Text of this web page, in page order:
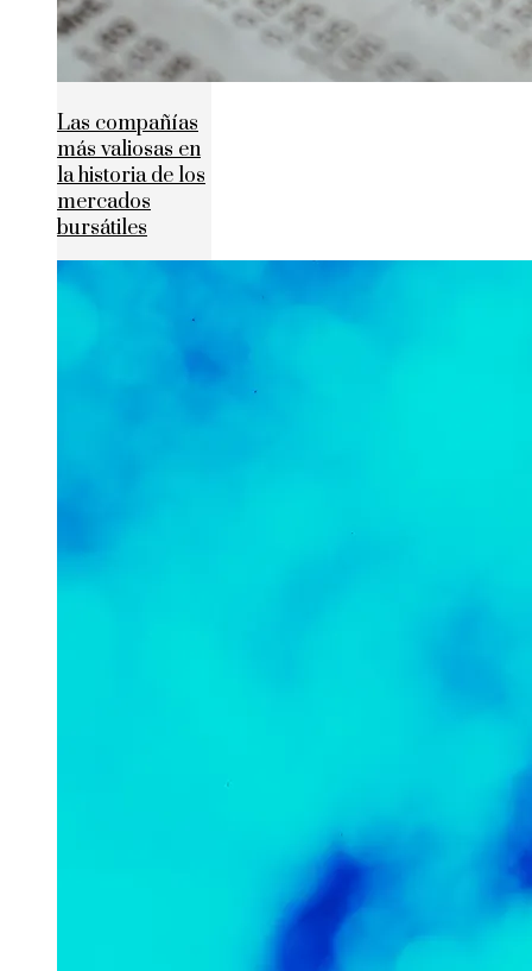
Las compañías
más valiosas en
la historia de los
mercados
bursátiles